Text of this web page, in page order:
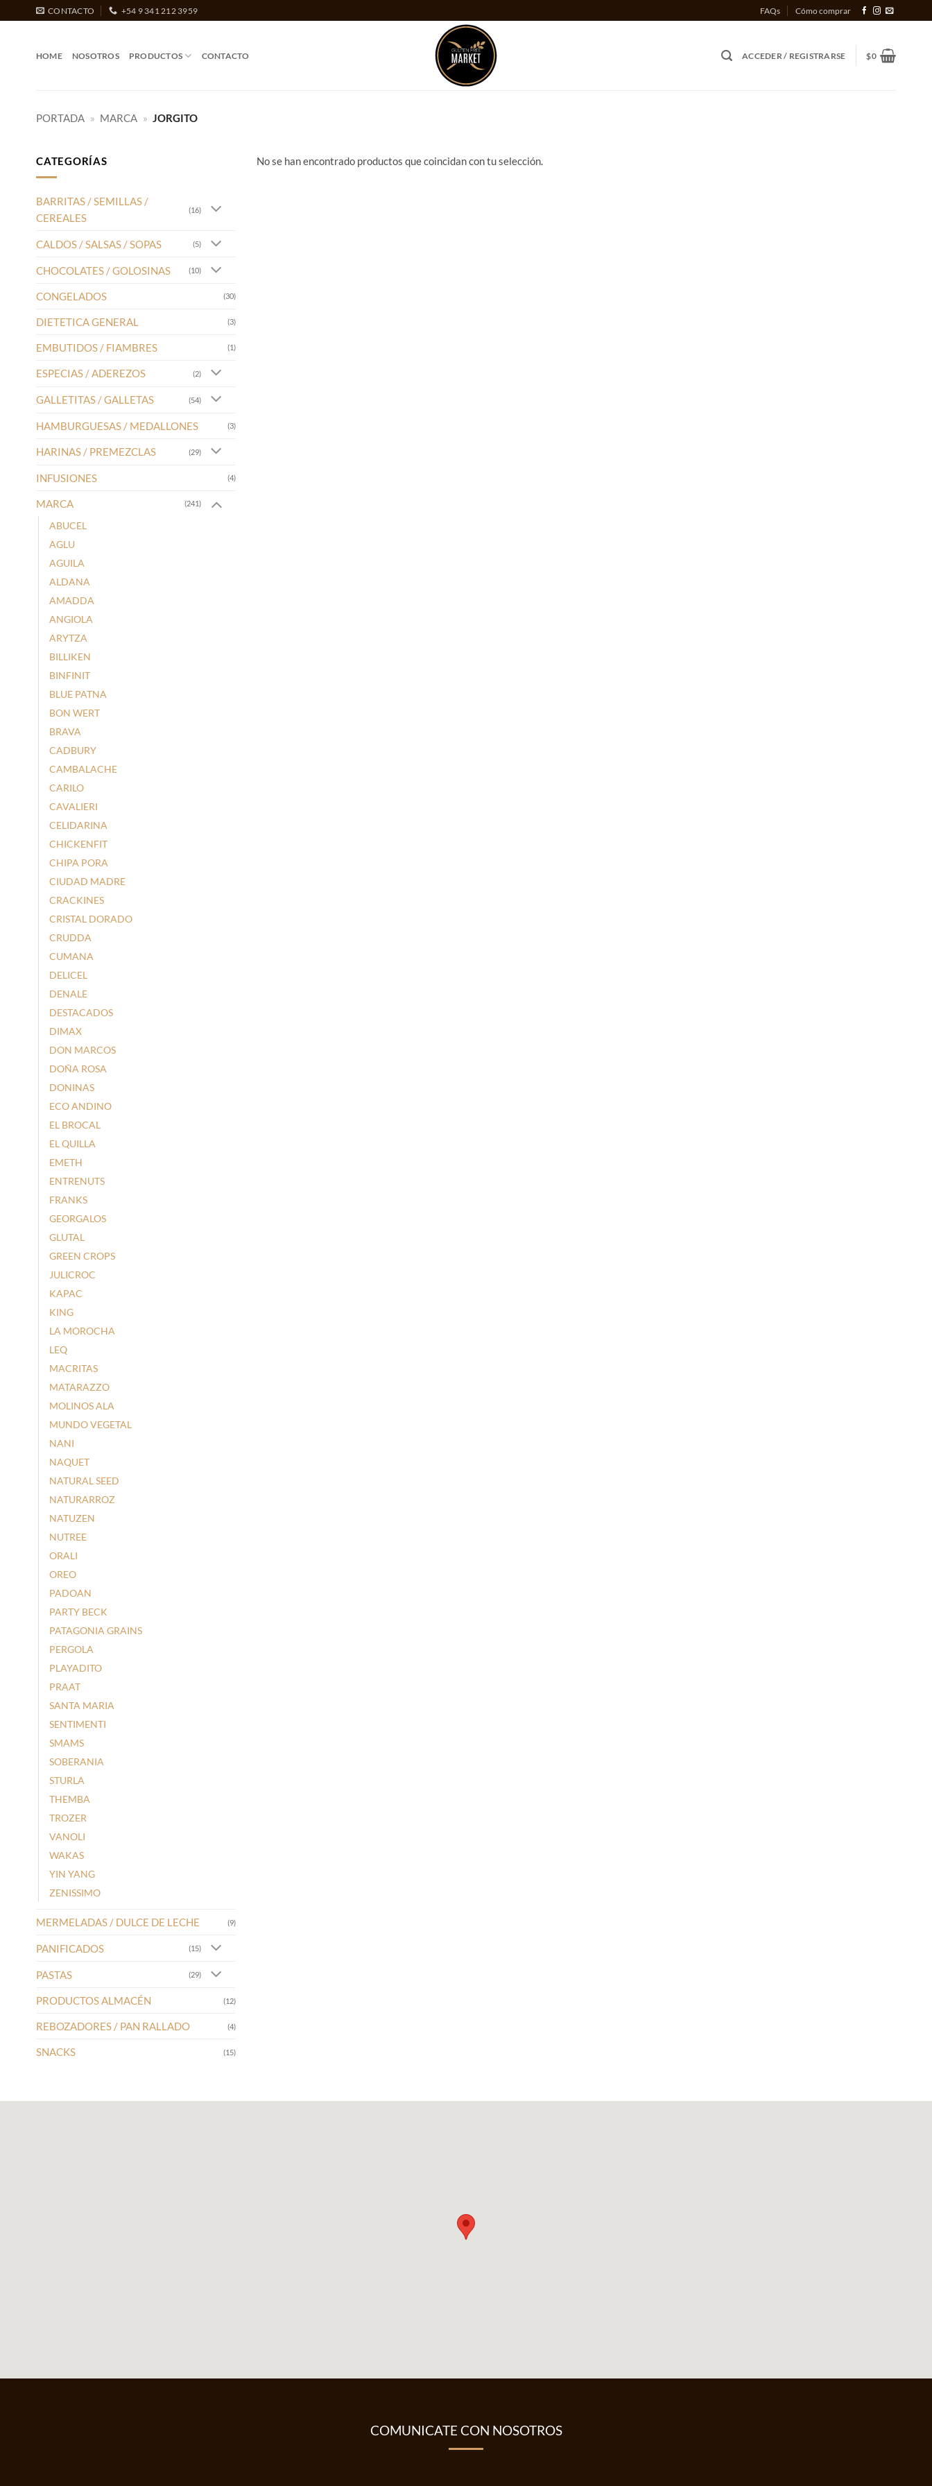
al
CONTACTO +54 9 341 212 3959 FAQs Cómo comprar
HOME NOSOTROS PRODUCTOS CONTACTO ACCEDER / REGISTRARSE $0
PORTADA » MARCA » JORGITO
CATEGORÍAS
BARRITAS / SEMILLAS /
CEREALES
(16)
CALDOS / SALSAS / SOPAS (5)
CHOCOLATES / GOLOSINAS (10)
CONGELADOS (30)
DIETETICA GENERAL (3)
EMBUTIDOS / FIAMBRES (1)
ESPECIAS / ADEREZOS (2)
GALLETITAS / GALLETAS (54)
HAMBURGUESAS / MEDALLONES (3)
HARINAS / PREMEZCLAS (29)
INFUSIONES (4)
MARCA (241)
ABUCEL
AGLU
AGUILA
ALDANA
AMADDA
ANGIOLA
ARYTZA
BILLIKEN
BINFINIT
BLUE PATNA
BON WERT
BRAVA
CADBURY
CAMBALACHE
CARILO
CAVALIERI
CELIDARINA
CHICKENFIT
CHIPA PORA
CIUDAD MADRE
CRACKINES
CRISTAL DORADO
CRUDDA
CUMANA
DELICEL
DENALE
DESTACADOS
DIMAX
DON MARCOS
DOÑA ROSA
DONINAS
ECO ANDINO
EL BROCAL
EL QUILLA
EMETH
ENTRENUTS
FRANKS
GEORGALOS
GLUTAL
GREEN CROPS
JULICROC
KAPAC
KING
LA MOROCHA
LEQ
MACRITAS
MATARAZZO
MOLINOS ALA
MUNDO VEGETAL
NANI
NAQUET
NATURAL SEED
NATURARROZ
NATUZEN
NUTREE
ORALI
OREO
PADOAN
PARTY BECK
PATAGONIA GRAINS
PERGOLA
PLAYADITO
PRAAT
SANTA MARIA
SENTIMENTI
SMAMS
SOBERANIA
STURLA
THEMBA
TROZER
VANOLI
WAKAS
YIN YANG
ZENISSIMO
MERMELADAS / DULCE DE LECHE (9)
PANIFICADOS (15)
PASTAS (29)
PRODUCTOS ALMACÉN (12)
REBOZADORES / PAN RALLADO (4)
SNACKS (15)
No se han encontrado productos que coincidan con tu selección.
COMUNICATE CON NOSOTROS